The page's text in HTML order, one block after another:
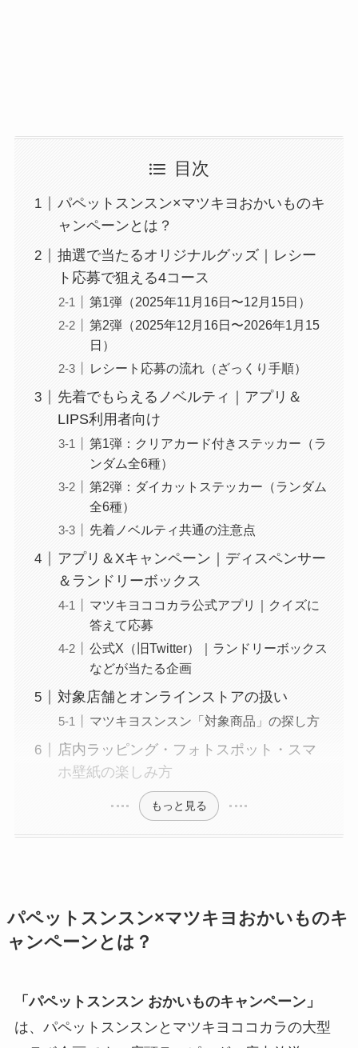
目次
パペットスンスン×マツキヨおかいものキ
ャンペーンとは？
抽選で当たるオリジナルグッズ｜レシー
ト応募で狙える4コース
第1弾（2025年11月16日〜12月15日）
第2弾（2025年12月16日〜2026年1月15
日）
レシート応募の流れ（ざっくり手順）
先着でもらえるノベルティ｜アプリ＆
LIPS利用者向け
第1弾：クリアカード付きステッカー（ラ
ンダム全6種）
第2弾：ダイカットステッカー（ランダム
全6種）
先着ノベルティ共通の注意点
アプリ＆Xキャンペーン｜ディスペンサー
＆ランドリーボックス
マツキヨココカラ公式アプリ｜クイズに
答えて応募
公式X（旧Twitter）｜ランドリーボックス
などが当たる企画
対象店舗とオンラインストアの扱い
マツキヨスンスン「対象商品」の探し方
店内ラッピング・フォトスポット・スマ
ホ壁紙の楽しみ方
もっと見る
パペットスンスン×マツキヨおかいものキ
ャンペーンとは？
「パペットスンスン おかいものキャンペーン」
は、パペットスンスンとマツキヨココカラの大型